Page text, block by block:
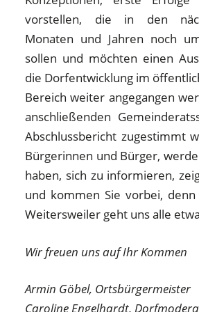
vorstellen, die in den
Monaten und Jahren noch
sollen und möchten einen
die Dorfentwicklung im
Bereich weiter angegangen
anschließenden
Abschlussbericht zugestimmt
Bürgerinnen und Bürger,
haben, sich zu informieren,
und kommen Sie vorbei,
Weitersweiler geht uns alle
Wir freuen uns auf Ihr Kommen
Armin Göbel, Ortsbürgermeister
Caroline Engelhardt,